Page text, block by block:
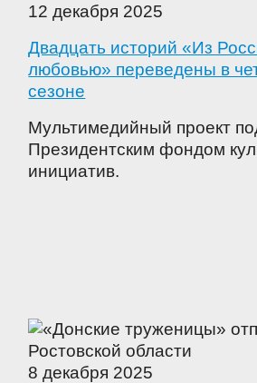
12 декабря 2025
Двадцать историй «Из
любовью» переведены в
сезоне
Мультимедийный проект
Президентским фондом
инициатив.
8 декабря 2025